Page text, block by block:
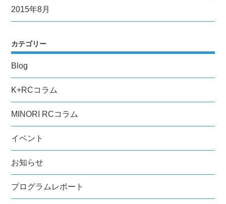
2015年8月
カテゴリー
Blog
K+RCコラム
MINORI RCコラム
イベント
お知らせ
プログラムレポート